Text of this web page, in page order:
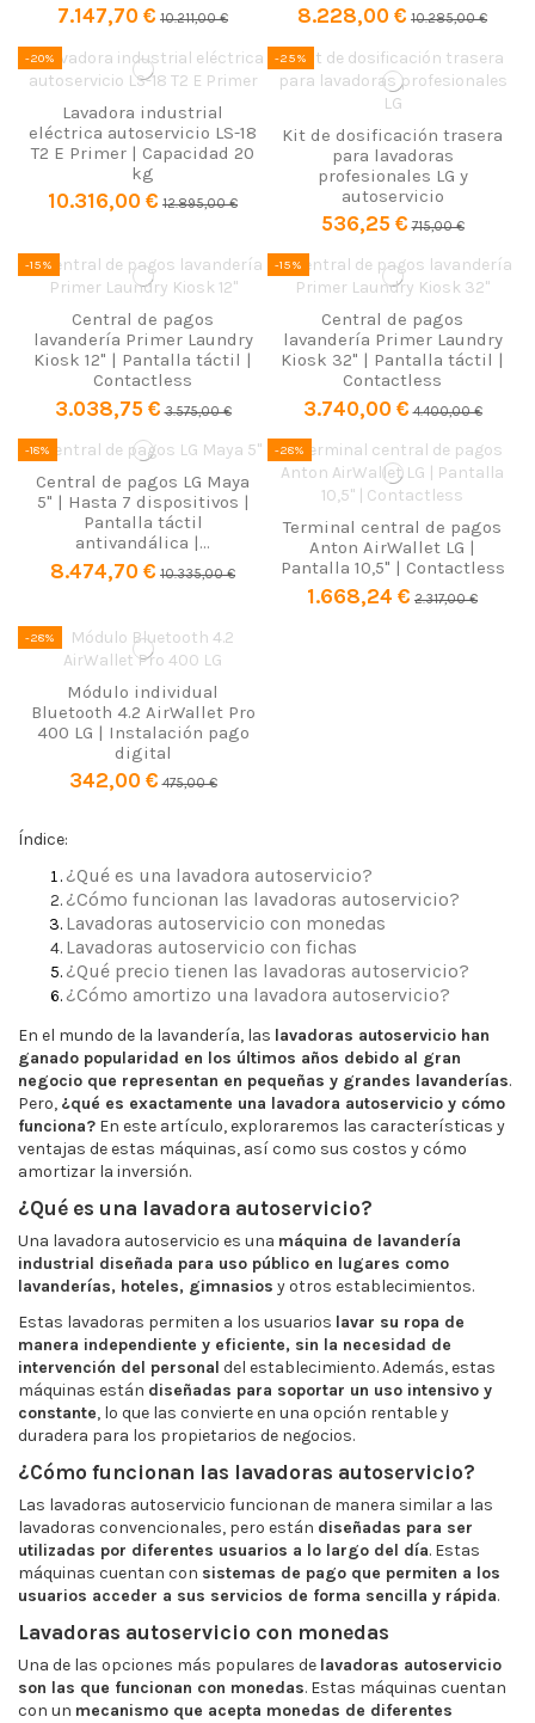
7.147,70 € 10.211,00 € 8.228,00 € 10.285,00 €
-20%
Lavadora industrial
eléctrica autoservicio LS-18
T2 E Primer | Capacidad 20
kg
10.316,00 € 12.895,00 €
-25%
Kit de dosificación trasera
para lavadoras
profesionales LG y
autoservicio
536,25 € 715,00 €
-15%
Central de pagos
lavandería Primer Laundry
Kiosk 12" | Pantalla táctil |
Contactless
3.038,75 € 3.575,00 €
-15%
Central de pagos
lavandería Primer Laundry
Kiosk 32" | Pantalla táctil |
Contactless
3.740,00 € 4.400,00 €
-18%
Central de pagos LG Maya
5" | Hasta 7 dispositivos |
Pantalla táctil
antivandálica |...
8.474,70 € 10.335,00 €
-28%
Terminal central de pagos
Anton AirWallet LG |
Pantalla 10,5" | Contactless
1.668,24 € 2.317,00 €
-28%
Módulo individual
Bluetooth 4.2 AirWallet Pro
400 LG | Instalación pago
digital
342,00 € 475,00 €
Índice:
¿Qué es una lavadora autoservicio?
¿Cómo funcionan las lavadoras autoservicio?
Lavadoras autoservicio con monedas
Lavadoras autoservicio con fichas
¿Qué precio tienen las lavadoras autoservicio?
¿Cómo amortizo una lavadora autoservicio?
En el mundo de la lavandería, las lavadoras autoservicio han
ganado popularidad en los últimos años debido al gran
negocio que representan en pequeñas y grandes lavanderías.
Pero, ¿qué es exactamente una lavadora autoservicio y cómo
funciona? En este artículo, exploraremos las características y
ventajas de estas máquinas, así como sus costos y cómo
amortizar la inversión.
¿Qué es una lavadora autoservicio?
Una lavadora autoservicio es una máquina de lavandería
industrial diseñada para uso público en lugares como
lavanderías, hoteles, gimnasios y otros establecimientos.
Estas lavadoras permiten a los usuarios lavar su ropa de
manera independiente y eficiente, sin la necesidad de
intervención del personal del establecimiento. Además, estas
máquinas están diseñadas para soportar un uso intensivo y
constante, lo que las convierte en una opción rentable y
duradera para los propietarios de negocios.
¿Cómo funcionan las lavadoras autoservicio?
Las lavadoras autoservicio funcionan de manera similar a las
lavadoras convencionales, pero están diseñadas para ser
utilizadas por diferentes usuarios a lo largo del día. Estas
máquinas cuentan con sistemas de pago que permiten a los
usuarios acceder a sus servicios de forma sencilla y rápida.
Lavadoras autoservicio con monedas
Una de las opciones más populares de lavadoras autoservicio
son las que funcionan con monedas. Estas máquinas cuentan
con un mecanismo que acepta monedas de diferentes